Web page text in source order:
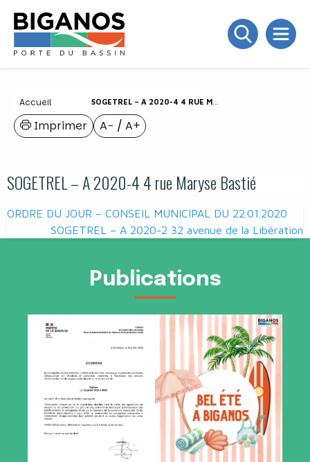
Accueil SOGETREL – A 2020-4 4 RUE MARYSE BASTIÉ
A− / A+
Imprimer
SOGETREL – A 2020-4 4 rue Maryse Bastié
Navigation
de
ORDRE DU JOUR – CONSEIL MUNICIPAL DU 22.01.2020
SOGETREL – A 2020-2 32 avenue de la Libération
Publications